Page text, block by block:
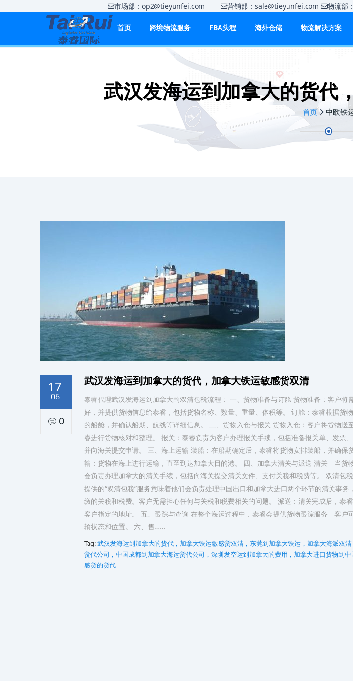
市场部：op2@tieyunfei.com 营销部：sale@tieyunfei.com 物流
首页 跨境物流服务 FBA头程 海外仓储 物流解决方案
武汉发海运到加拿大的货代
首页 中欧铁
17
06
0
武汉发海运到加拿大的货代，加拿大铁运敏感货双清
泰睿代理武汉发海运到加拿大的双清包税流程： 一、货物准备与订舱 货物准备：客户将
好，并提供货物信息给泰睿，包括货物名称、数量、重量、体积等。 订舱：泰睿根据货
的船舱，并确认船期、航线等详细信息。 二、货物入仓与报关 货物入仓：客户将货物送
睿进行货物核对和整理。 报关：泰睿负责为客户办理报关手续，包括准备报关单、发票
并向海关提交申请。 三、海上运输 装船：在船期确定后，泰睿将货物安排装船，并确保
输：货物在海上进行运输，直至到达加拿大目的港。 四、加拿大清关与派送 清关：当货
会负责办理加拿大的清关手续，包括向海关提交清关文件、支付关税和税费等。 双清包
提供的“双清包税”服务意味着他们会负责处理中国出口和加拿大进口两个环节的清关事务
缴的关税和税费。客户无需担心任何与关税和税费相关的问题。 派送：清关完成后，泰
客户指定的地址。 五、跟踪与查询 在整个海运过程中，泰睿会提供货物跟踪服务，客户
输状态和位置。 六、售……
Tag:武汉发海运到加拿大的货代，加拿大铁运敏感货双清，东莞到加拿大铁运，加拿大海派双
货代公司，中国成都到加拿大海运货代公司，深圳发空运到加拿大的费用，加拿大进口货物到
感货的货代